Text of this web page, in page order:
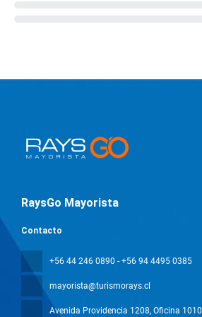
RaysGo Mayorista
Contacto
+56 44 246 0890 - +56 94 4495 0385
mayorista@turismorays.cl
Avenida Providencia 1208, Oficina 1010